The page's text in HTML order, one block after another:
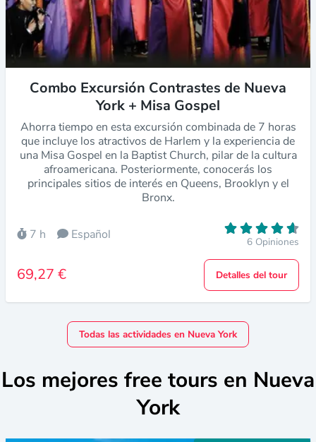
Combo Excursión Contrastes de Nueva
York + Misa Gospel
Ahorra tiempo en esta excursión combinada de 7 horas
que incluye los atractivos de Harlem y la experiencia de
una Misa Gospel en la Baptist Church, pilar de la cultura
afroamericana. Posteriormente, conocerás los
principales sitios de interés en Queens, Brooklyn y el
Bronx.
7 h Español 6 Opiniones
69,27 € Detalles del tour
Todas las actividades en Nueva York
Los mejores free tours en Nueva
York